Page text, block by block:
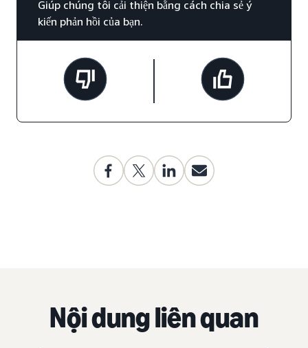
Giúp chúng tôi cải thiện bằng cách chia sẻ ý
kiến phản hồi của bạn.
Nội dung liên quan